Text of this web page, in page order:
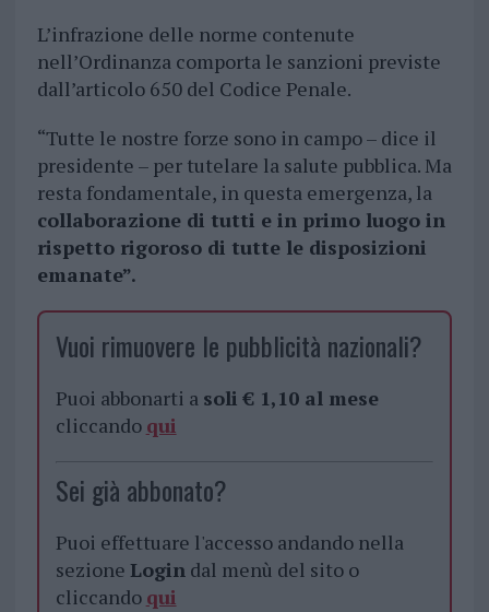
L’infrazione delle norme contenute
nell’Ordinanza comporta le sanzioni previste
dall’articolo 650 del Codice Penale.
“Tutte le nostre forze sono in campo – dice il
presidente – per tutelare la salute pubblica. Ma
resta fondamentale, in questa emergenza, la
collaborazione di tutti e in primo luogo in
rispetto rigoroso di tutte le disposizioni
emanate”.
Vuoi rimuovere le pubblicità nazionali?
Puoi abbonarti a soli € 1,10 al mese
cliccando qui
Sei già abbonato?
Puoi effettuare l'accesso andando nella
sezione Logindal menù del sito o
cliccando qui